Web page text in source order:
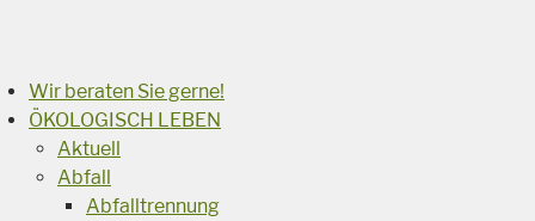
Wir beraten Sie gerne!
ÖKOLOGISCH LEBEN
Aktuell
Abfall
Abfalltrennung